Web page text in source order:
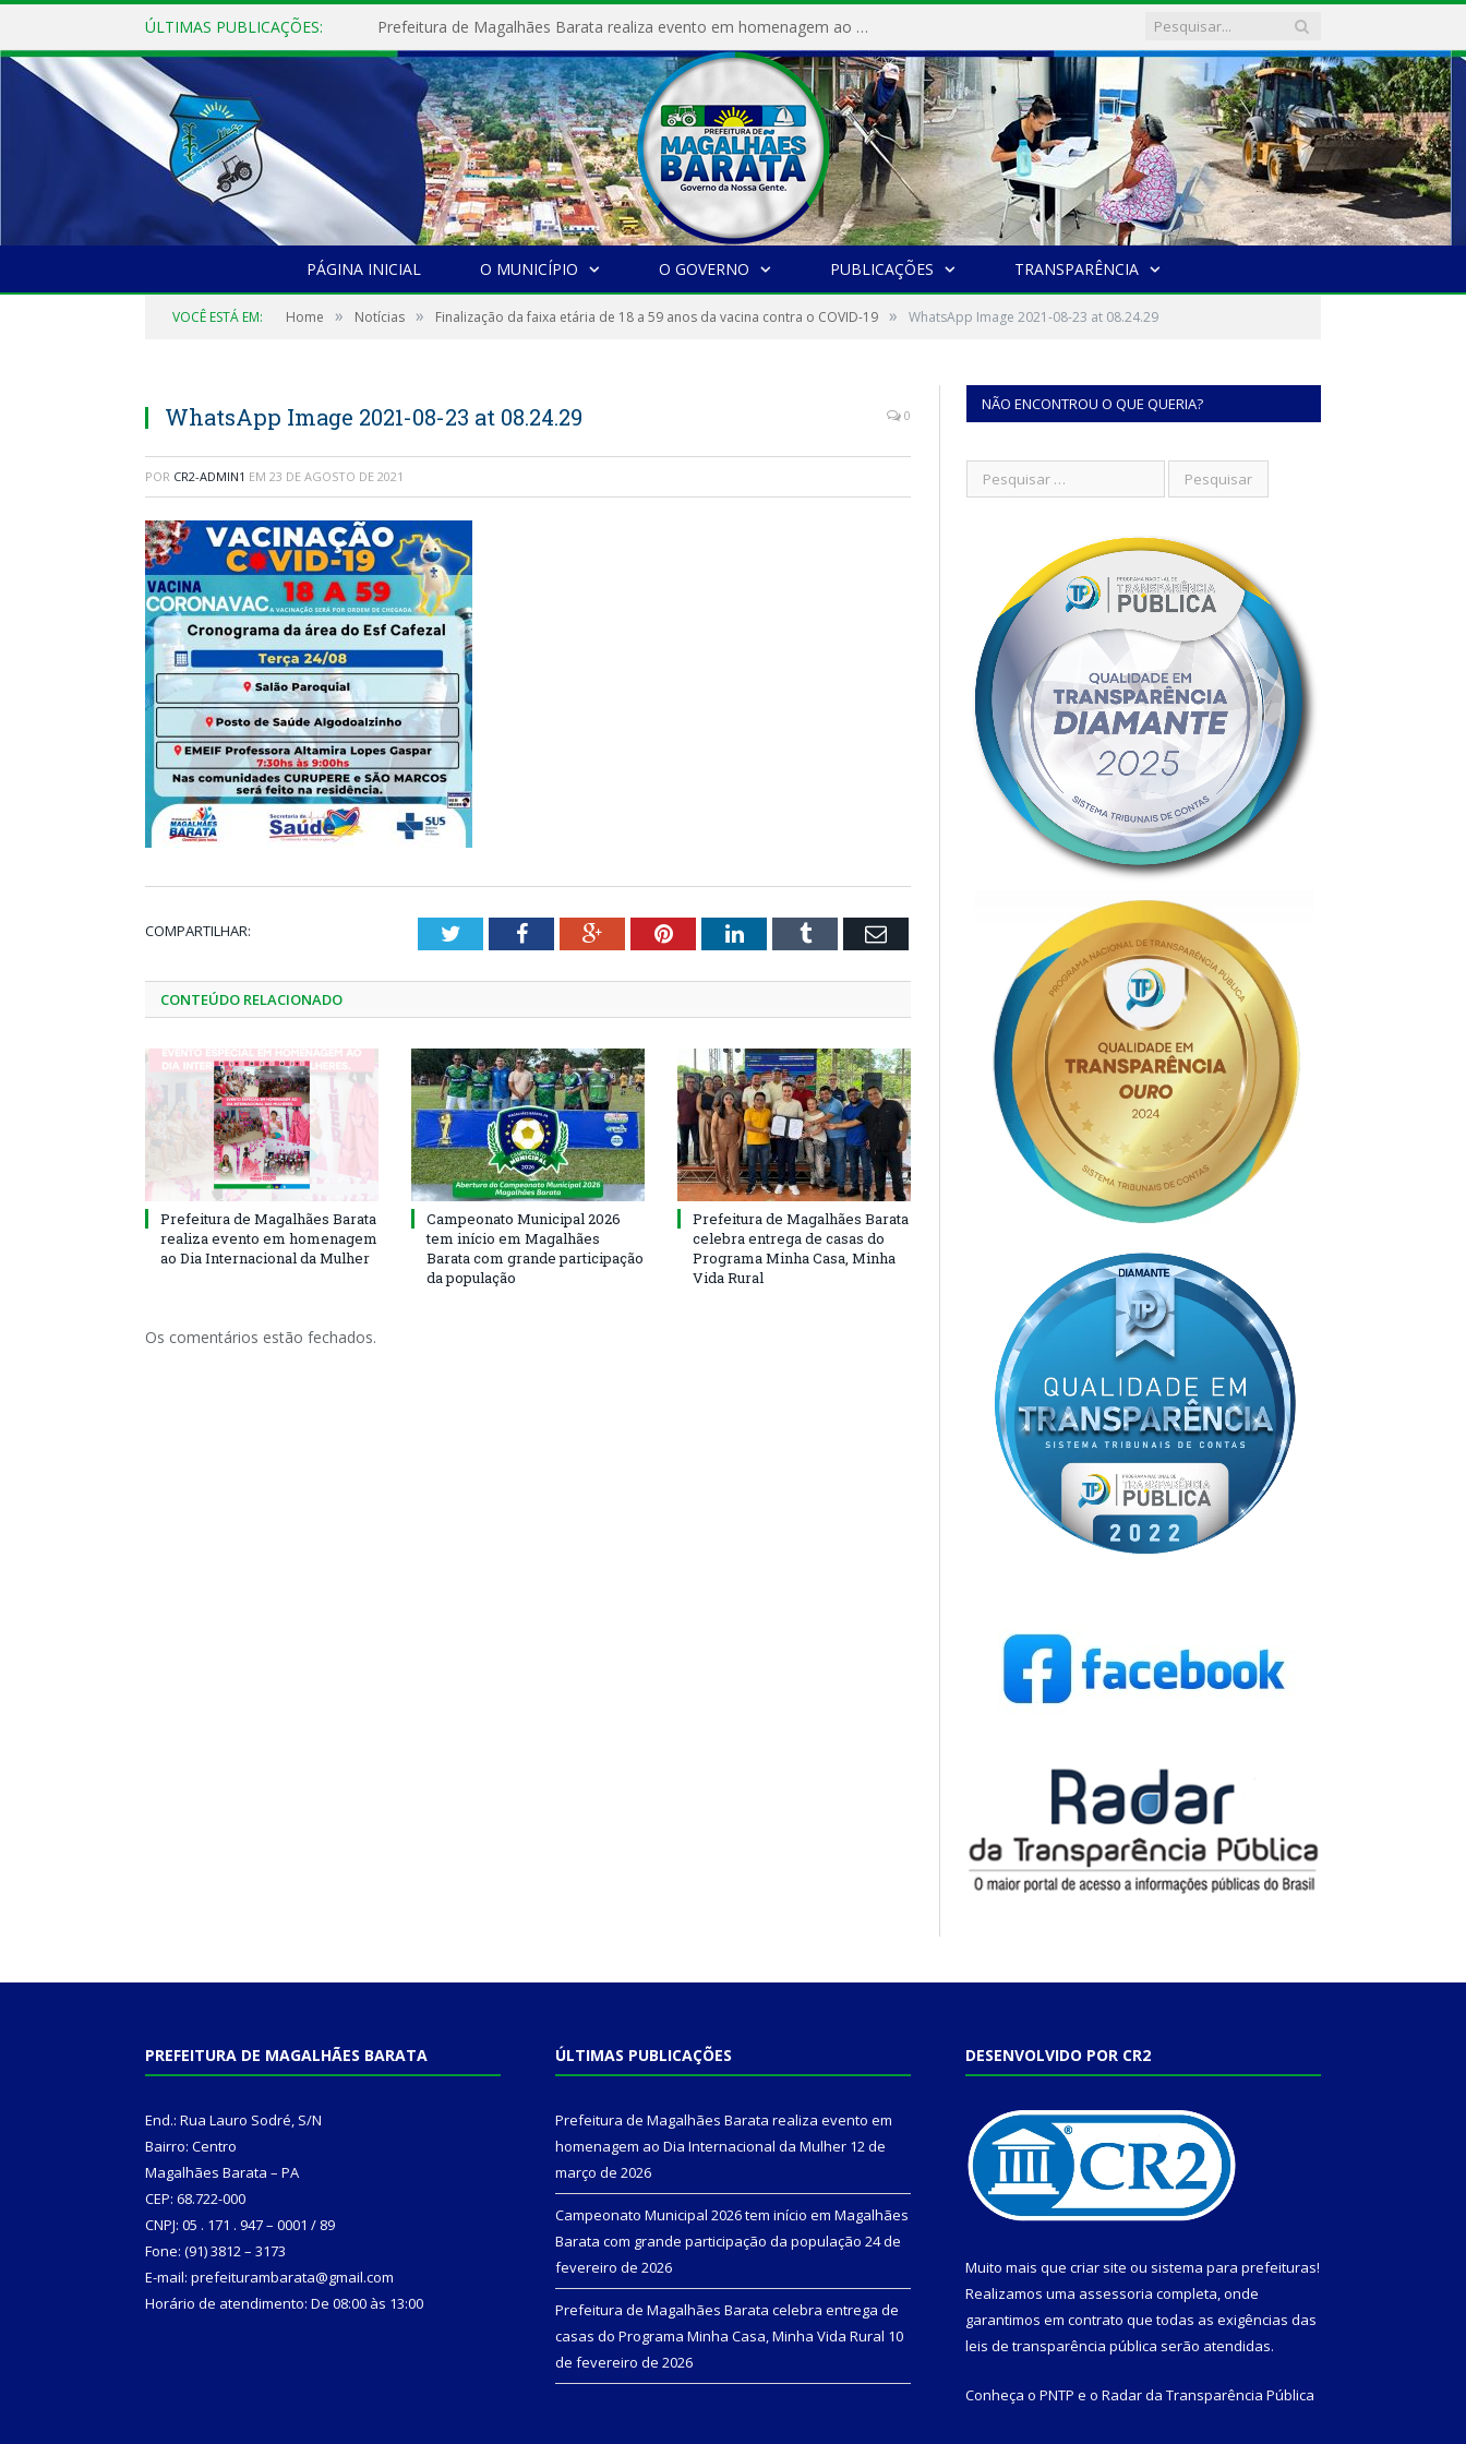
ÚLTIMAS PUBLICAÇÕES: Prefeitura de Magalhães Barata realiza evento em homenagem ao Dia Internacional da Mulher
PÁGINA INICIAL O MUNICÍPIO O GOVERNO PUBLICAÇÕES TRANSPARÊNCIA
VOCÊ ESTÁ EM: Home » Notícias » Finalização da faixa etária de 18 a 59 anos da vacina contra o COVID-19 » WhatsApp Image 2021-08-23 at 08.24.29
WhatsApp Image 2021-08-23 at 08.24.29 0
POR CR2-ADMIN1 EM 23 DE AGOSTO DE 2021
COMPARTILHAR: TwitterFacebookGoogle+PinterestLinkedInTumblr Email
CONTEÚDO RELACIONADO
Prefeitura de Magalhães Barata
realiza evento em homenagem
ao Dia Internacional da Mulher
Campeonato Municipal 2026
tem início em Magalhães
Barata com grande participação
da população
Prefeitura de Magalhães Barata
celebra entrega de casas do
Programa Minha Casa, Minha
Vida Rural
Os comentários estão fechados.
NÃO ENCONTROU O QUE QUERIA?
PREFEITURA DE MAGALHÃES BARATA
End.: Rua Lauro Sodré, S/N
Bairro: Centro
Magalhães Barata – PA
CEP: 68.722-000
CNPJ: 05 . 171 . 947 – 0001 / 89
Fone: (91) 3812 – 3173
E-mail: prefeiturambarata@gmail.com
Horário de atendimento: De 08:00 às 13:00
ÚLTIMAS PUBLICAÇÕES
Prefeitura de Magalhães Barata realiza evento em
homenagem ao Dia Internacional da Mulher 12 de
março de 2026
Campeonato Municipal 2026 tem início em Magalhães
Barata com grande participação da população 24 de
fevereiro de 2026
Prefeitura de Magalhães Barata celebra entrega de
casas do Programa Minha Casa, Minha Vida Rural 10
de fevereiro de 2026
DESENVOLVIDO POR CR2
Muito mais que criar site ou sistema para prefeituras!
Realizamos uma assessoria completa, onde
garantimos em contrato que todas as exigências das
leis de transparência pública serão atendidas.
Conheça o PNTP e o Radar da Transparência Pública